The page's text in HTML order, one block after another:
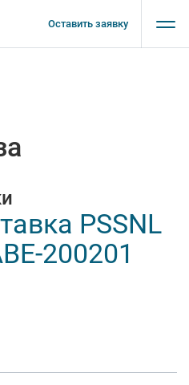
Оставить заявку
PSSNL
200201